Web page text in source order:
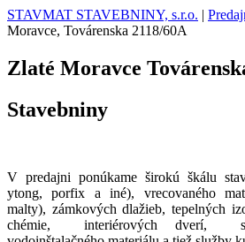
STAVMAT STAVEBNINY, s.r.o. |
Moravce, Továrenska 2118/60A
Zlaté Moravce
Stavebniny
V predajni ponúkame širokú škálu
ytong, porfix a iné), vrecovaného
malty), zámkových dlažieb, tepelných
chémie, interiérových dverí,